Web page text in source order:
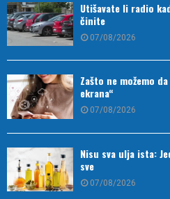
Utišavate li radio
činite
07/08/2026
Zašto ne možemo
ekrana“
07/08/2026
Nisu sva ulja ista:
sve
07/08/2026